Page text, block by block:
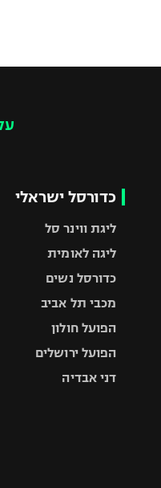
כדורסל ישראלי
ליגת ווינר סל
ליגה לאומית
כדורסל נשים
מכבי תל אביב
הפועל חולון
הפועל ירושלים
דני אבדיה